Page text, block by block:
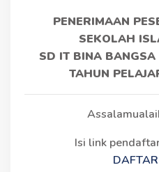
PENERIMAAN
SEKOLAH
SD IT BINA BANGSA
TAHUN
Isi link